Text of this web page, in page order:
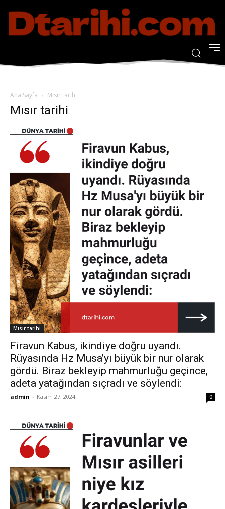
Ana Sayfa Mısır tarihi
Mısır tarihi
Mısır tarihi
Firavun Kabus, ikindiye doğru uyandı.
Rüyasında Hz Musa’yı büyük bir nur olarak
gördü. Biraz bekleyip mahmurluğu geçince,
adeta yatağından sıçradı ve söylendi:
admin - Kasım 27, 2024 0